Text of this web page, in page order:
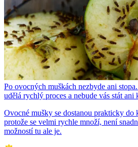
Po ovocných muškách nezbyde ani
udělá rychlý proces a nebude vás stát
Ovocné mušky se dostanou prakticky do
protože se velmi rychle množí, není
možností tu ale je.